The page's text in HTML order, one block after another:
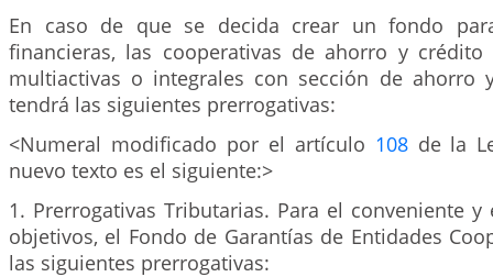
En caso de que se decida crear un fondo
financieras, las cooperativas de ahorro y crédito
multiactivas o integrales con sección de ahorro
tendrá las siguientes prerrogativas:
<Numeral modificado por el artículo 108de la
nuevo texto es el siguiente:>
1. Prerrogativas Tributarias. Para el conveniente
objetivos, el Fondo de Garantías de Entidades
las siguientes prerrogativas: